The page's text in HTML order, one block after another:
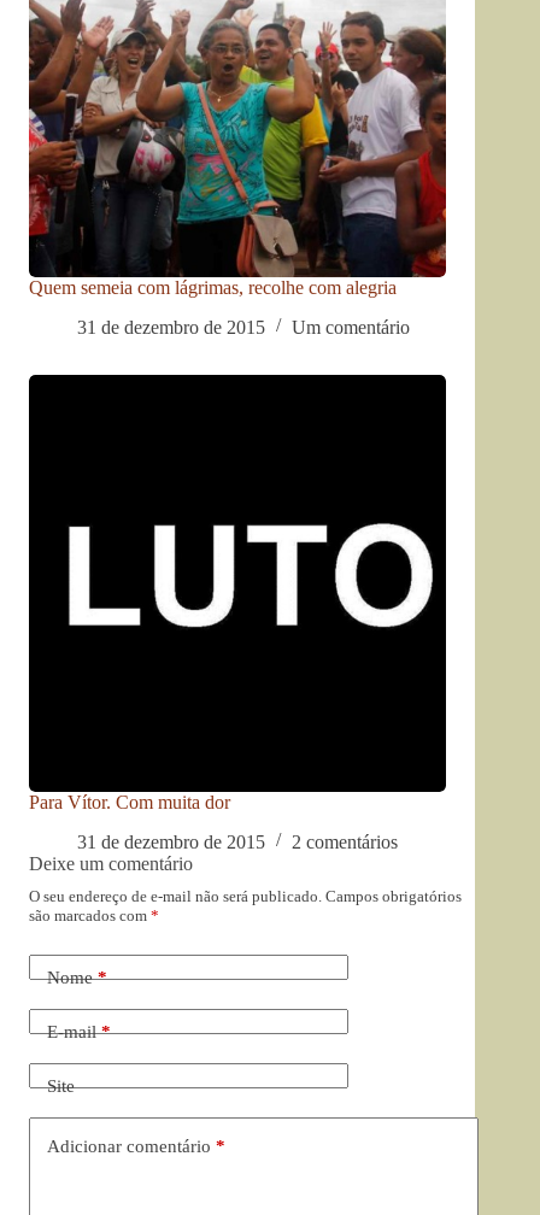
Quem semeia com lágrimas, recolhe com alegria
31 de dezembro de 2015
Um comentário
Para Vítor. Com muita dor
31 de dezembro de 2015
2 comentários
Deixe um comentário
O seu endereço de e-mail não será publicado. Campos obrigatórios
são marcados com *
Nome*
E-mail*
Site
Adicionar comentário *